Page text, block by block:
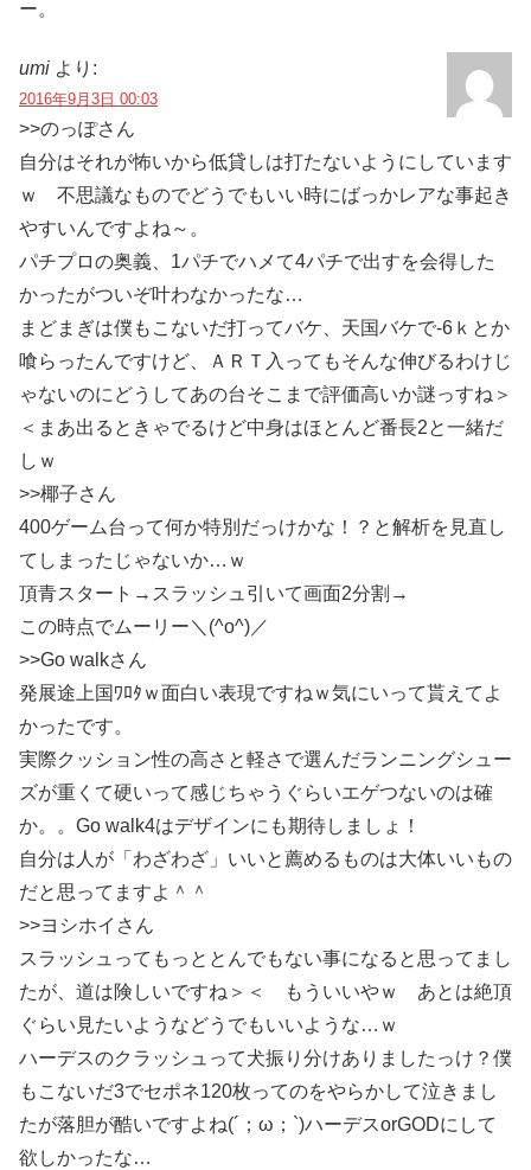
ー。
umi より:
2016年9月3日 00:03
>>のっぽさん
自分はそれが怖いから低貸しは打たないようにしています
ｗ 不思議なものでどうでもいい時にばっかレアな事起き
やすいんですよね～。
パチプロの奥義、1パチでハメて4パチで出すを会得した
かったがついぞ叶わなかったな…
まどまぎは僕もこないだ打ってバケ、天国バケで-6ｋとか
喰らったんですけど、ＡＲＴ入ってもそんな伸びるわけじ
ゃないのにどうしてあの台そこまで評価高いか謎っすね＞
＜まあ出るときゃでるけど中身はほとんど番長2と一緒だ
しｗ
>>椰子さん
400ゲーム台って何か特別だっけかな！？と解析を見直し
てしまったじゃないか…ｗ
頂青スタート→スラッシュ引いて画面2分割→
この時点でムーリー＼(^o^)／
>>Go walkさん
発展途上国ﾜﾛﾀｗ面白い表現ですねｗ気にいって貰えてよ
かったです。
実際クッション性の高さと軽さで選んだランニングシュー
ズが重くて硬いって感じちゃうぐらいエゲつないのは確
か。。Go walk4はデザインにも期待しましょ！
自分は人が「わざわざ」いいと薦めるものは大体いいもの
だと思ってますよ＾＾
>>ヨシホイさん
スラッシュってもっととんでもない事になると思ってまし
たが、道は険しいですね＞＜ もういいやｗ あとは絶頂
ぐらい見たいようなどうでもいいような…ｗ
ハーデスのクラッシュって犬振り分けありましたっけ？僕
もこないだ3でセポネ120枚ってのをやらかして泣きまし
たが落胆が酷いですよね(´；ω；`)ハーデスorGODにして
欲しかったな…